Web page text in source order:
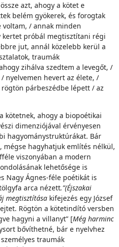
azt, ahogy a kötet e
belém gyökerek, és forogtak
voltam, / annak minden
kertet próbál megtisztítani régi
jut, annál közelebb kerül a
traumák
zihálva szedtem a levegőt, /
nyelvemen hevert az élete, /
párbeszédbe lépett / az
kötetnek, ahogy a biopoétikai
dimenziójával érvényesen
hagyománystruktúrákat. Bár
mégse hagyhatjuk említés nélkül,
viszonyában a modern
lehetősége is
Nagy Ágnes-féle poétikát is
arca nézett.”(Éjszakai
megtisztítása kifejezés egy József
Rögtön a kötetindító versben
hagyni a villanyt” [Még harminc
bővíthetné, bár e nyelvhez
traumák